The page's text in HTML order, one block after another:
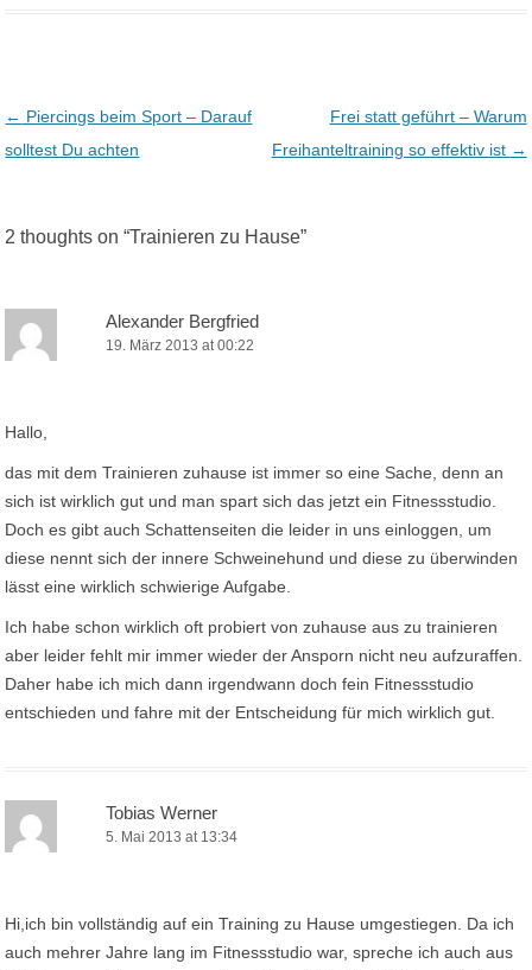
Post navigation
← Piercings beim Sport – Darauf
solltest Du achten
Frei statt geführt – Warum
Freihanteltraining so effektiv ist →
2 thoughts on “Trainieren zu Hause”
Alexander Bergfried
19. März 2013 at 00:22
Hallo,
das mit dem Trainieren zuhause ist immer so eine Sache, denn an
sich ist wirklich gut und man spart sich das jetzt ein Fitnessstudio.
Doch es gibt auch Schattenseiten die leider in uns einloggen, um
diese nennt sich der innere Schweinehund und diese zu überwinden
lässt eine wirklich schwierige Aufgabe.
Ich habe schon wirklich oft probiert von zuhause aus zu trainieren
aber leider fehlt mir immer wieder der Ansporn nicht neu aufzuraffen.
Daher habe ich mich dann irgendwann doch fein Fitnessstudio
entschieden und fahre mit der Entscheidung für mich wirklich gut.
Tobias Werner
5. Mai 2013 at 13:34
Hi,ich bin vollständig auf ein Training zu Hause umgestiegen. Da ich
auch mehrer Jahre lang im Fitnessstudio war, spreche ich auch aus